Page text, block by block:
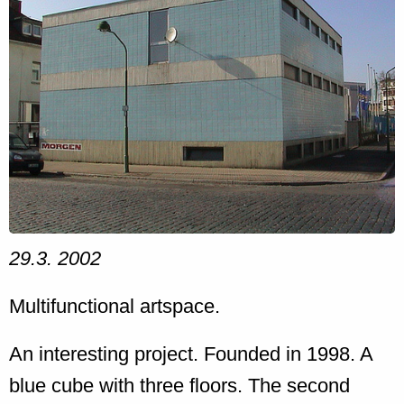
29.3. 2002
Multifunctional artspace.
An interesting project. Founded in 1998. A
blue cube with three floors. The second